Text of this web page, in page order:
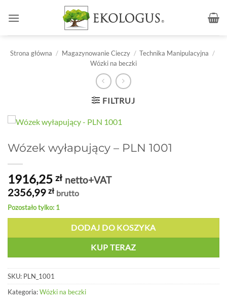
Strona główna / Magazynowanie Cieczy / Technika Manipulacyjna /
Wózki na beczki
FILTRUJ
Wózek wyłapujący – PLN 1001
1916,25 zł netto+VAT
2356,99 zł brutto
Pozostało tylko: 1
DODAJ DO KOSZYKA
KUP TERAZ
SKU: PLN_1001
Kategoria:Wózki na beczki